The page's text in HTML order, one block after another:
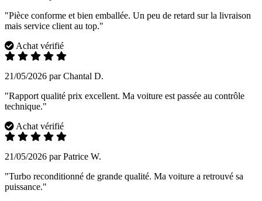
"Pièce conforme et bien emballée. Un peu de retard sur la livraison
mais service client au top."
Achat vérifié
21/05/2026 par Chantal D.
"Rapport qualité prix excellent. Ma voiture est passée au contrôle
technique."
Achat vérifié
21/05/2026 par Patrice W.
"Turbo reconditionné de grande qualité. Ma voiture a retrouvé sa
puissance."